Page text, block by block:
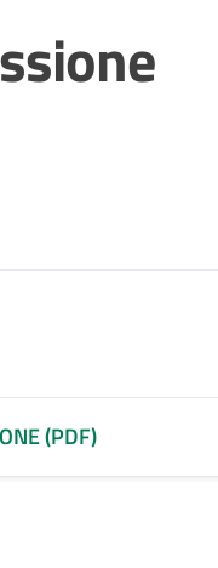
(PDF)